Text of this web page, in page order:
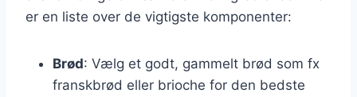
er en liste over de vigtigste komponenter:
Brød: Vælg et godt, gammelt brød som fx
franskbrød eller brioche for den bedste